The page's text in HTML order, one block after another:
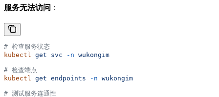
服务无法访问 ：
# 检查服务状态
kubectl get svc -n wukongim
# 检查端点
kubectl get endpoints -n wukongim
# 测试服务连通性